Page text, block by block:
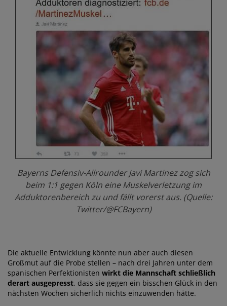
Bayerns Defensiv-Allrounder Javi Martinez zog sich
beim 1:1 gegen Köln eine Muskelverletzung im
Adduktorenbereich zu und fällt vorerst aus. (Quelle:
Twitter/@FCBayern)
Die aktuelle Entwicklung könnte nun aber auch diesen
Großmut auf die Probe stellen – nach drei Jahren unter dem
spanischen Perfektionisten wirkt die Mannschaft schließlich
derart ausgepresst, dass sie gegen ein bisschen Glück in den
nächsten Wochen sicherlich nichts einzuwenden hätte.